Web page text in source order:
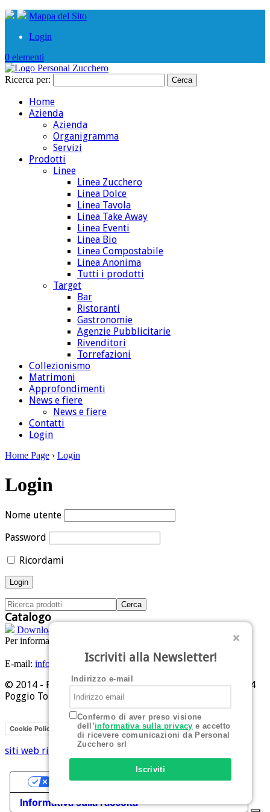
Mappa del Sito
Login
0 elementi
Ricerca per:
Home
Azienda
Azienda
Organigramma
Servizi
Prodotti
Linee
Linea Zucchero
Linea Dolce
Linea Tavola
Linea Take Away
Linea Eventi
Linea Bio
Linea Compostabile
Linea Anonima
Tutti i prodotti
Target
Bar
Ristoranti
Gastronomie
Agenzie Pubblicitarie
Rivenditori
Torrefazioni
Collezionismo
Matrimoni
Approfondimenti
News e fiere
News e fiere
Contatti
Login
Home Page › Login
Login
Nome utente
Password
Ricordami
Catalogo
Download PDF
Per informazioni:
E-mail: info@personalzucchero.com
© 2014 - Personal Zucchero srl - Piazza Allende, 1 - 47824
Poggio Torriana (RN)
Cookie Policy Privacy
siti web rimini Hi-Net
Iscriviti alla Newsletter!
Indirizzo e-mail
Confermo di aver preso visione
dell’informativa sulla privacy e accetto
di ricevere comunicazioni da Personal
Zucchero srl
Iscriviti
Informativa sulla raccolta
Le tue preferenze relative alla privacy